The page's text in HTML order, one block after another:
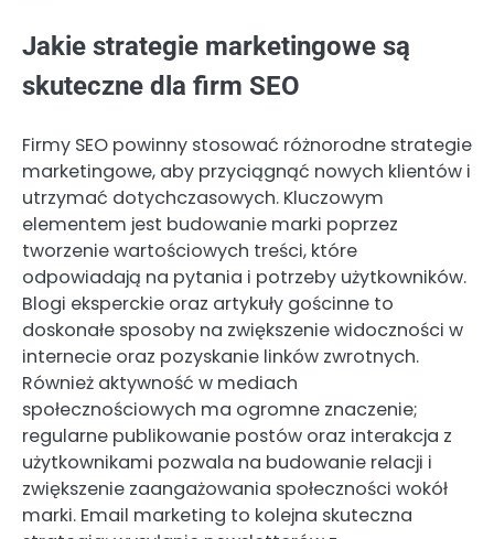
Jakie strategie marketingowe są
skuteczne dla firm SEO
Firmy SEO powinny stosować różnorodne strategie
marketingowe, aby przyciągnąć nowych klientów i
utrzymać dotychczasowych. Kluczowym
elementem jest budowanie marki poprzez
tworzenie wartościowych treści, które
odpowiadają na pytania i potrzeby użytkowników.
Blogi eksperckie oraz artykuły gościnne to
doskonałe sposoby na zwiększenie widoczności w
internecie oraz pozyskanie linków zwrotnych.
Również aktywność w mediach
społecznościowych ma ogromne znaczenie;
regularne publikowanie postów oraz interakcja z
użytkownikami pozwala na budowanie relacji i
zwiększenie zaangażowania społeczności wokół
marki. Email marketing to kolejna skuteczna